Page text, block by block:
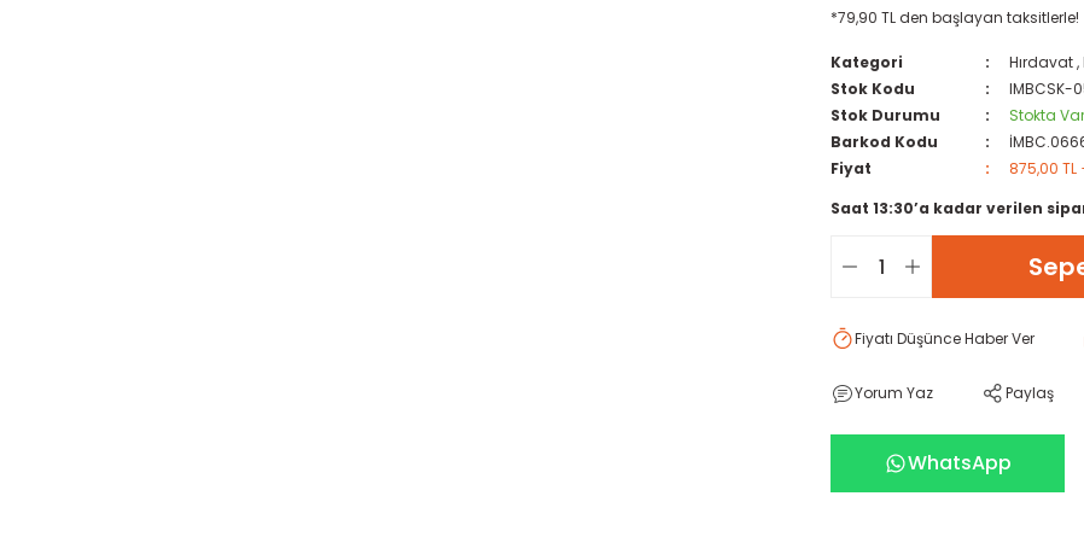
*79,90 TL den başlayan taksitlerle!
Kategori Hırdavat,
Stok Kodu
IMBCSK-
Stok Durumu
Stokta Var
Barkod Kodu
Fiyat
875,00 TL
Saat 13:30’a kadar verilen
Fiyatı Düşünce Haber Ver
Yorum Yaz Paylaş
WhatsApp